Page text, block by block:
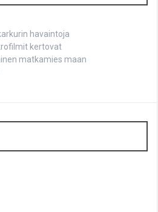
havaintoja
kertovat
matkamies maan